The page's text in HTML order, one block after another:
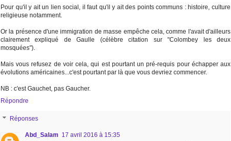
Pour qu'il y ait un lien social, il faut qu'il y ait des points communs : histoire, culture
religieuse notamment.
Or la présence d'une immigration de masse empêche cela, comme l'avait d'ailleurs
clairement expliqué de Gaulle (célèbre citation sur "Colombey les deux
mosquées").
Mais vous refusez de voir cela, qui est pourtant un pré-requis pour échapper aux
évolutions américaines...c'est pourtant par là que vous devriez commencer.
NB : c'est Gauchet, pas Gaucher.
Répondre
Réponses
Abd_Salam 17 avril 2016 à 15:35